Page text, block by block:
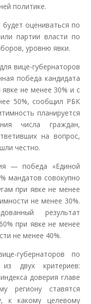
политике.
оцениваться по
партии власти по
уровню явки.
вице-губернаторов
победа кандидата
не менее 30% и с
50%, сообщил РБК
планируется
числа граждан,
на вопрос,
честно.
— победа «Единой
мандатов совокупно
при явке не менее
не менее 30%.
результат
при явке не менее
не менее 40%.
губернаторов по
двух критериев:
доверия главе
региону ставятся
к какому целевому